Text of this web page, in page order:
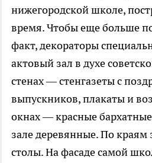
нижегородской школе,
время. Чтобы еще больше
факт, декораторы
актовый зал в духе
стенах — стенгазеты с
выпускников, плакаты и
окнах — красные
зале деревянные. По краям
столы. На фасаде самой